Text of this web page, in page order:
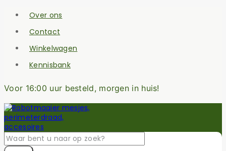
Skip
content
Over ons
Contact
Winkelwagen
Kennisbank
Voor 16:00 uur besteld, morgen in huis!
Zoek
naar: